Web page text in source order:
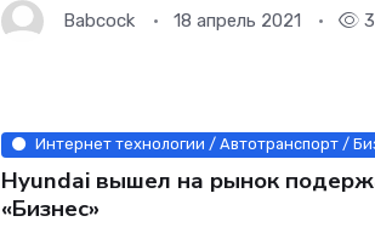
Babcock 18 апрель 2021
Интернет технологии / Автотранспорт /
Hyundai вышел на рынок
«Бизнес»